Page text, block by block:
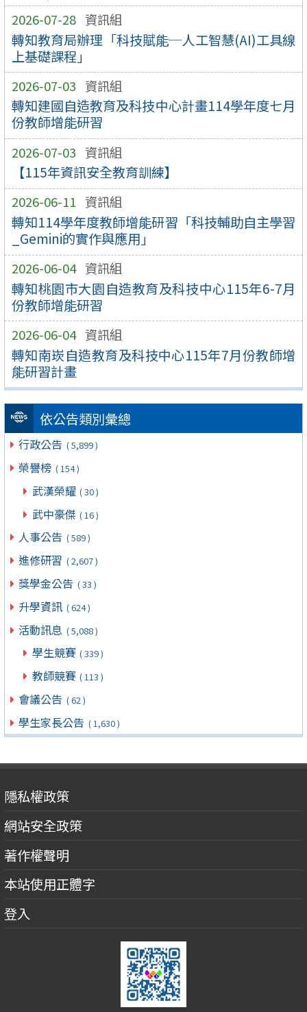
2026-07-28 資訊組
轉知教育局辦理「科技賦能─人工智慧(AI)工具線
上基礎課程」
2026-07-03 資訊組
轉知建國自造教育及科技中心計畫114學年度七月
份教師增能研習
2026-07-03 資訊組
【115年資訊安全教育訓練】
2026-06-11 資訊組
轉知114學年度教師增能研習「科技輔助自主學習
_Gemini的實作與應用」
2026-06-04 資訊組
轉知桃園市大園自造教育及科技中心115年6-7月
份教師增能研習
2026-06-04 資訊組
轉知南崁自造教育及科技中心115年7月份教師增
能研習計畫
依公告類別彙總
行政公告 ( 5,899 )
榮譽榜 ( 154 )
武漢榮耀 ( 30 )
武中豪傑 ( 16 )
人事公告 ( 589 )
進修研習 ( 2,607 )
獎學金公告 ( 33 )
升學資訊 ( 624 )
活動訊息 ( 5,088 )
學生競賽 ( 339 )
教師競賽 ( 113 )
會議公告 ( 62 )
學生家長公告 ( 1,630 )
隱私權政策
網站安全政策
著作權聲明
本站使用正體字
登入